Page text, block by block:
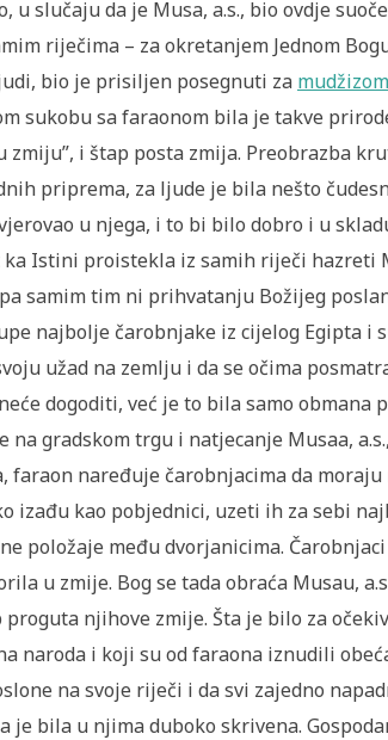
u slučaju da je Musa, a.s., bio ovdje
riječima – za okretanjem Jednom
bio je prisiljen posegnuti za mudžizom
sukobu sa faraonom bila je takve
i štap posta zmija. Preobrazba
priprema, za ljude je bila nešto
u njega, i to bi bilo dobro i u
Istini proistekla iz samih riječi hazreti
samim tim ni prihvatanju Božijeg
najbolje čarobnjake iz cijelog Egipta i
užad na zemlju i da se očima
dogoditi, već je to bila samo obmana
na gradskom trgu i natjecanje Musaa,
faraon naređuje čarobnjacima da moraju
izađu kao pobjednici, uzeti ih za sebi
položaje među dvorjanicima.
u zmije. Bog se tada obraća Musau,
njihove zmije. Šta je bilo za
naroda i koji su od faraona iznudili
na svoje riječi i da svi zajedno
je bila u njima duboko skrivena.